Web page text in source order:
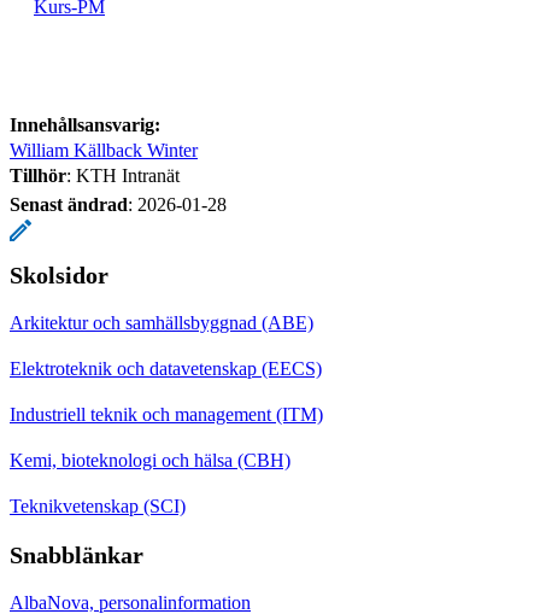
Kurs-PM
Innehållsansvarig:
William Källback Winter
Tillhör: KTH Intranät
Senast ändrad: 2026-01-28
Skolsidor
Arkitektur och samhällsbyggnad (ABE)
Elektroteknik och datavetenskap (EECS)
Industriell teknik och management (ITM)
Kemi, bioteknologi och hälsa (CBH)
Teknikvetenskap (SCI)
Snabblänkar
AlbaNova, personalinformation